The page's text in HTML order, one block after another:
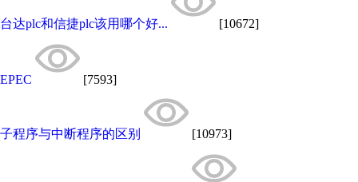
台达plc和信捷plc该用哪个好... [10672]
EPEC [7593]
子程序与中断程序的区别 [10973]